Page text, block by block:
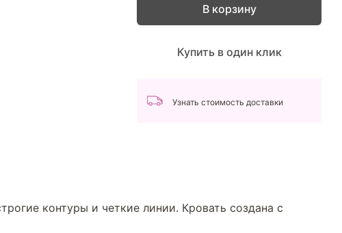
В корзину
Купить в один клик
Узнать стоимость доставки
контуры и четкие линии. Кровать создана с